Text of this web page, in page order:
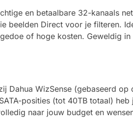
en betaalbare 32-kanaals
beelden Direct voor je filteren.
of hoge kosten. Geweldig
Dahua WizSense (gebaseerd
posities (tot 40TB totaal)
naar jouw budget en